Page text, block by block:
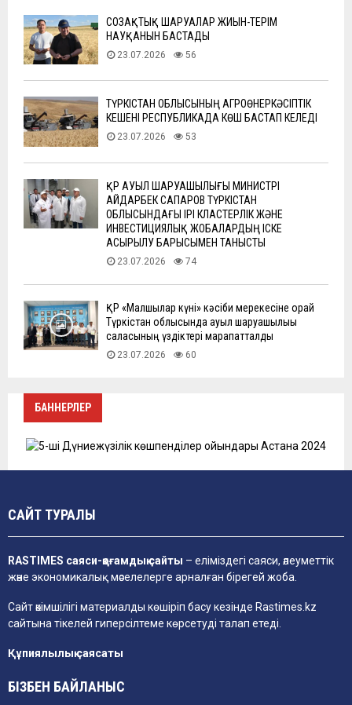
СОЗАҚТЫҚ ШАРУАЛАР ЖИЫН-ТЕРІМ
НАУҚАНЫН БАСТАДЫ
23.07.2026 56
ТҮРКІСТАН ОБЛЫСЫНЫҢ АГРОӨНЕРКӘСІПТІК
КЕШЕНІ РЕСПУБЛИКАДА КӨШ БАСТАП КЕЛЕДІ
23.07.2026 53
ҚР АУЫЛ ШАРУАШЫЛЫҒЫ МИНИСТРІ
АЙДАРБЕК САПАРОВ ТҮРКІСТАН
ОБЛЫСЫНДАҒЫ ІРІ КЛАСТЕРЛІК ЖӘНЕ
ИНВЕСТИЦИЯЛЫҚ ЖОБАЛАРДЫҢ ІСКЕ
АСЫРЫЛУ БАРЫСЫМЕН ТАНЫСТЫ
23.07.2026 74
ҚР «Малшылар күні» кәсіби мерекесіне орай
Түркістан облысында ауыл шаруашылығы
саласының үздіктері марапатталды
23.07.2026 60
БАННЕРЛЕР
САЙТ ТУРАЛЫ
RASTIMES саяси-қоғамдық сайты – еліміздегі саяси, әлеуметтік
және экономикалық мәселелерге арналған бірегей жоба.
Сайт әкімшілігі материалды көшіріп басу кезінде Rastimes.kz
сайтына тікелей гиперсілтеме көрсетуді талап етеді.
Құпиялылық саясаты
БІЗБЕН БАЙЛАНЫС